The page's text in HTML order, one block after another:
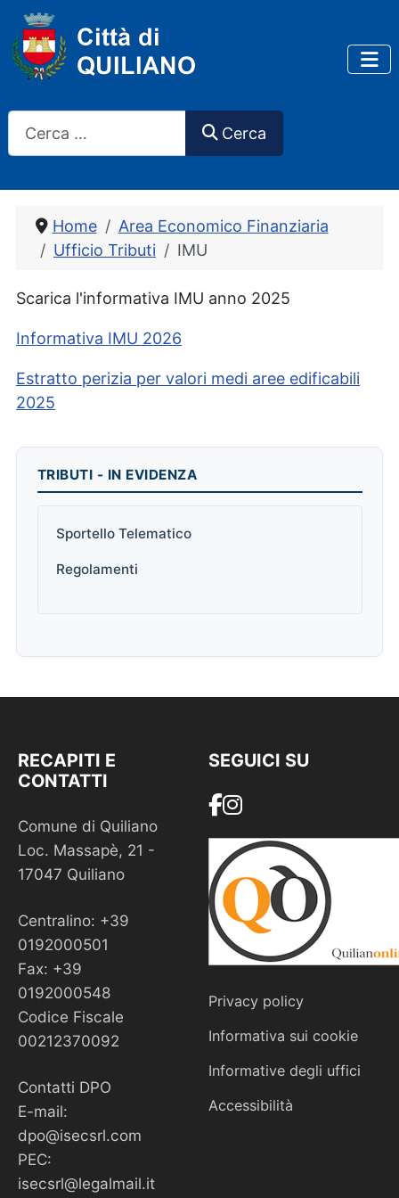
Cerca
Home
Area Economico Finanziaria
Ufficio Tributi
IMU
Scarica l'informativa IMU anno 2025
Informativa IMU 2026
Estratto perizia per valori medi aree edificabili
2025
TRIBUTI - IN EVIDENZA
Sportello Telematico
Regolamenti
RECAPITI E
CONTATTI
Comune di Quiliano
Loc. Massapè, 21 -
17047 Quiliano
Centralino: +39
0192000501
Fax: +39
0192000548
Codice Fiscale
00212370092
Contatti DPO
E-mail:
dpo@isecsrl.com
PEC:
isecsrl@legalmail.it
SEGUICI SU
Privacy policy
Informativa sui cookie
Informative degli uffici
Accessibilità